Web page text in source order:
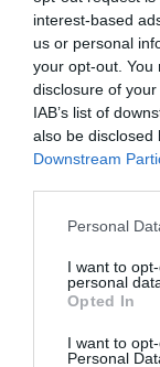
interest-based
us or personal
your opt-out. You
disclosure of
IAB’s list of
also be disclosed
Downstream
Please note that
not limited to
grant or deny
use your data
consent section.
Personal
I want to
personal
Opted In
I want to
Personal